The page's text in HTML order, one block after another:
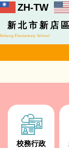
跳
主
要
容
ZH-TW
新北市新店
Elementary School
校務行政